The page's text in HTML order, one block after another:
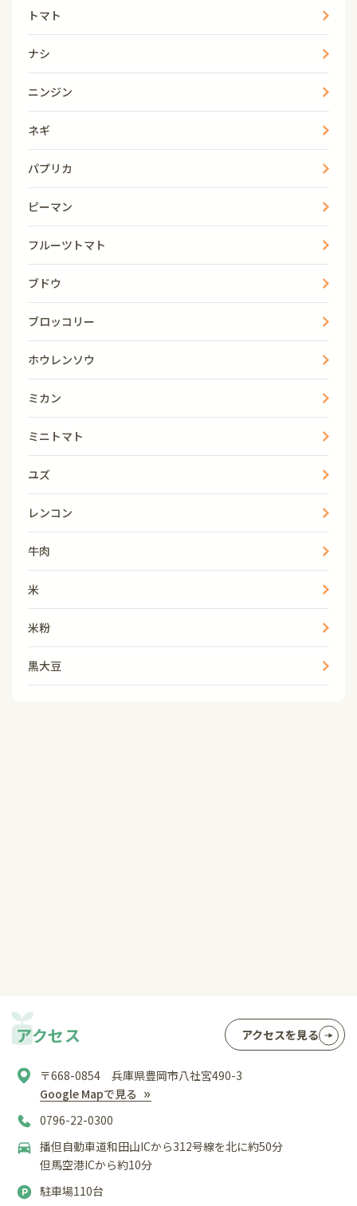
トマト
ナシ
ニンジン
ネギ
パプリカ
ピーマン
フルーツトマト
ブドウ
ブロッコリー
ホウレンソウ
ミカン
ミニトマト
ユズ
レンコン
牛肉
米
米粉
黒大豆
アクセス アクセスを見る
〒668-0854 兵庫県豊岡市八社宮490-3
Google Mapで見る
0796-22-0300
播但自動車道和田山ICから312号線を北に約50分
但馬空港ICから約10分
駐車場110台